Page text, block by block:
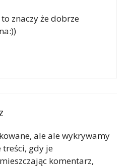
znaczy że dobrze
ale ale wykrywamy
treści, gdy je
komentarz,